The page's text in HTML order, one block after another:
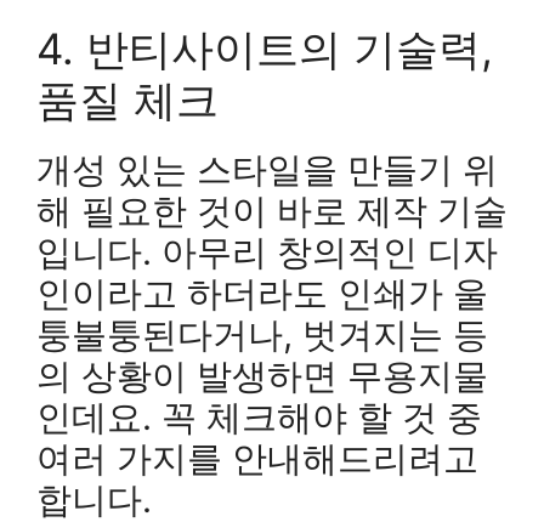
4. 반티사이트의 기술력,
품질 체크
개성 있는 스타일을 만들기 위
해 필요한 것이 바로 제작 기술
입니다. 아무리 창의적인 디자
인이라고 하더라도 인쇄가 울
퉁불퉁된다거나, 벗겨지는 등
의 상황이 발생하면 무용지물
인데요. 꼭 체크해야 할 것 중
여러 가지를 안내해드리려고
합니다.